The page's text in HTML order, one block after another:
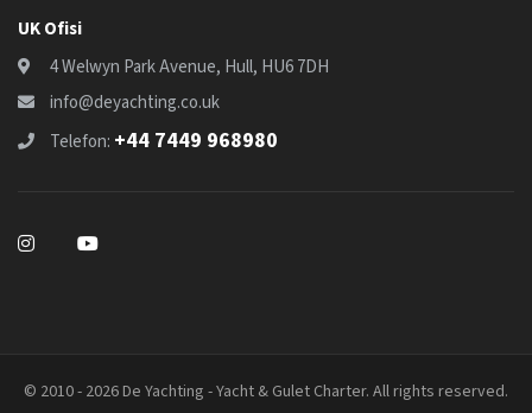
UK Ofisi
4 Welwyn Park Avenue, Hull, HU6 7DH
info@deyachting.co.uk
Telefon: +44 7449 968980
© 2010 - 2026 De Yachting - Yacht & Gulet Charter. All rights reserved.